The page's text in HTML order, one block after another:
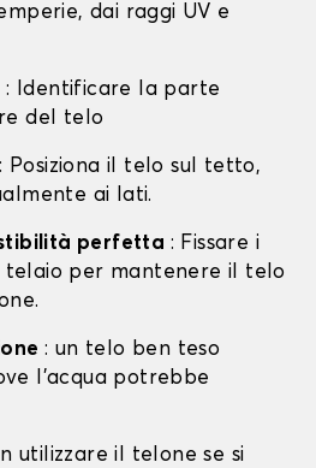
dai raggi UV e
: Identificare la parte
del telo
: Posiziona il telo sul tetto,
ai lati.
perfetta : Fissare i
telaio per mantenere il telo
: un telo ben teso
l'acqua potrebbe
utilizzare il telone se si